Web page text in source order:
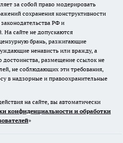
за собой право модерировать
сохранения конструктивности
РФ и
На сайте не допускаются
брань, разжигающие
ненависть или вражду, а
достоинства, размещение ссылок не
не соблюдающих эти требования,
в надзорные и правоохранительные
на сайте, вы автоматически
конфиденциальности и обработки
»